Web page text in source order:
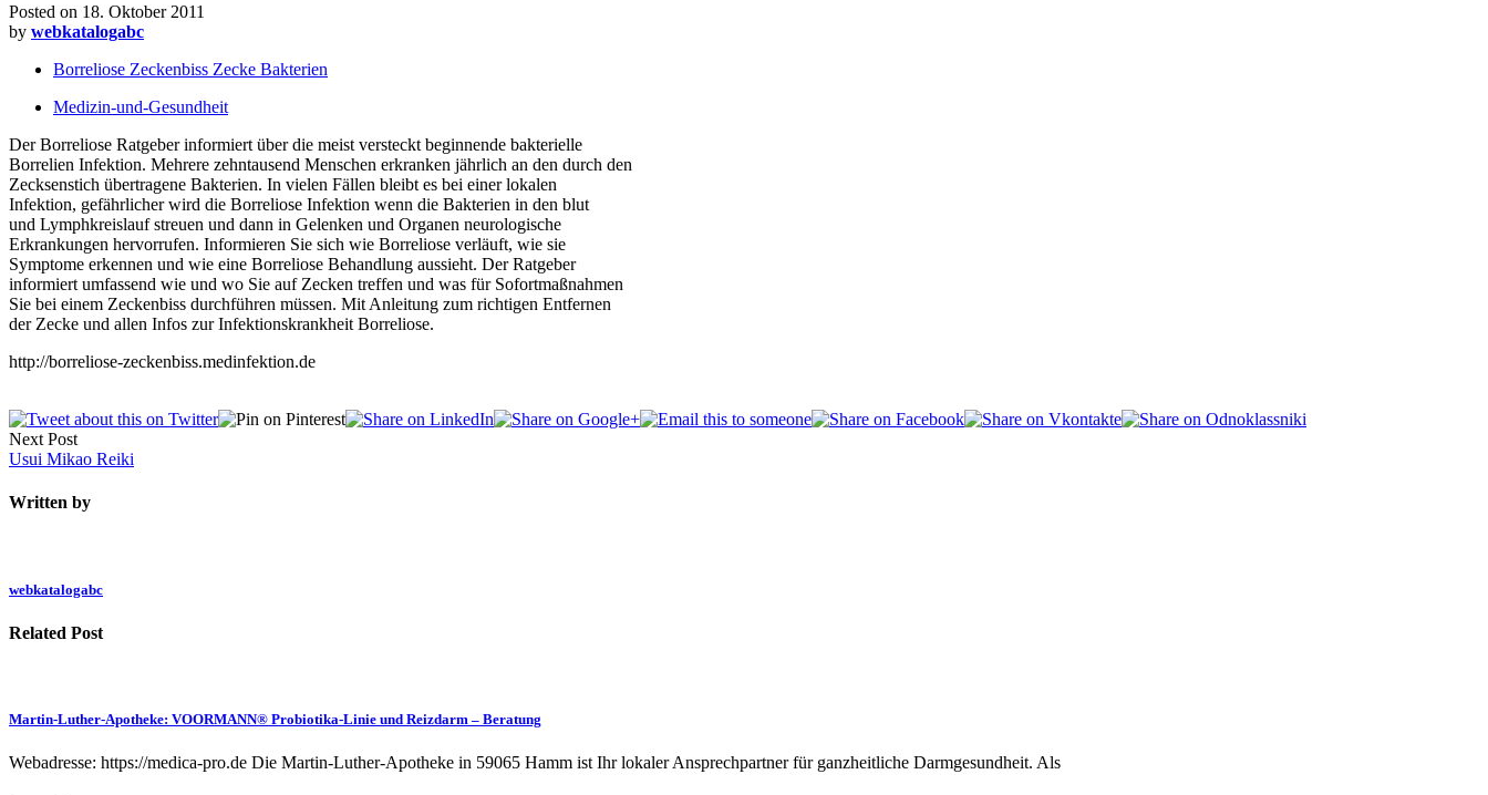
Posted on 18. Oktober 2011
by webkatalogabc
Borreliose Zeckenbiss Zecke Bakterien
Medizin-und-Gesundheit
Der Borreliose Ratgeber informiert über die meist versteckt beginnende bakterielle
Borrelien Infektion. Mehrere zehntausend Menschen erkranken jährlich an den durch den
Zecksenstich übertragene Bakterien. In vielen Fällen bleibt es bei einer lokalen
Infektion, gefährlicher wird die Borreliose Infektion wenn die Bakterien in den blut
und Lymphkreislauf streuen und dann in Gelenken und Organen neurologische
Erkrankungen hervorrufen. Informieren Sie sich wie Borreliose verläuft, wie sie
Symptome erkennen und wie eine Borreliose Behandlung aussieht. Der Ratgeber
informiert umfassend wie und wo Sie auf Zecken treffen und was für Sofortmaßnahmen
Sie bei einem Zeckenbiss durchführen müssen. Mit Anleitung zum richtigen Entfernen
der Zecke und allen Infos zur Infektionskrankheit Borreliose.
http://borreliose-zeckenbiss.medinfektion.de
Next Post
Usui Mikao Reiki
Written by
webkatalogabc
Related Post
Martin-Luther-Apotheke: VOORMANN® Probiotika-Linie und Reizdarm – Beratung
Webadresse: https://medica-pro.de Die Martin-Luther-Apotheke in 59065 Hamm ist Ihr lokaler Ansprechpartner für ganzheitliche Darmgesundheit. Als